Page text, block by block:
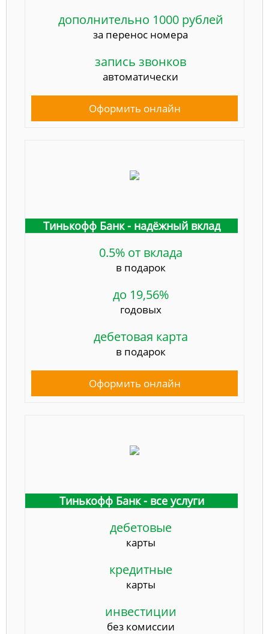
дополнительно 1000 рублей
за перенос номера
запись звонков
автоматически
Оформить онлайн
Тинькофф Банк - надёжный вклад
0.5% от вклада
в подарок
до 19,56%
годовых
дебетовая карта
в подарок
Оформить онлайн
Тинькофф Банк - все услуги
дебетовые
карты
кредитные
карты
инвестиции
без комиссии